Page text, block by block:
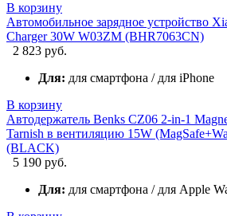
В корзину
Автомобильное зарядное устройство
Charger 30W W03ZM (BHR7063CN)
2 823 руб.
Для: для смартфона / для iPhone
В корзину
Автодержатель Benks CZ06 2-in-1
Tarnish в вентиляцию 15W
(BLACK)
5 190 руб.
Для: для смартфона / для Apple